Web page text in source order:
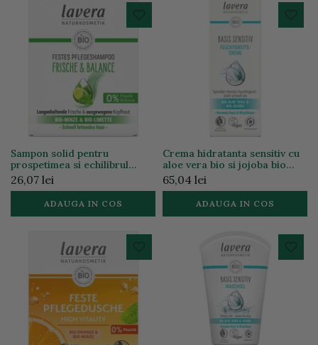
Sampon solid pentru
prospetimea si echilibrul
parului gras, 50g
26,07 lei
ADAUGA IN COS
Crema hidratanta sensitiv cu
aloe vera bio si jojoba bio
pentru ten normal, 50ml
65,04 lei
ADAUGA IN COS